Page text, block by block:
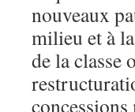
nouveaux
milieu et à
de la classe